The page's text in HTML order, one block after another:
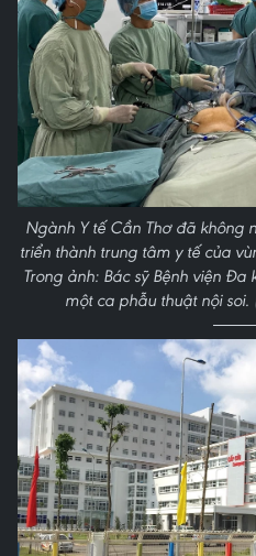
Ngành Y tế Cần Thơ đã không
triển thành trung tâm y tế của
Trong ảnh: Bác sỹ Bệnh viện
một ca phẫu thuật nội soi.